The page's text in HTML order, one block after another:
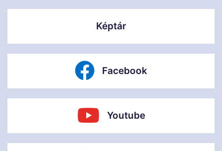
Képtár
Facebook
Youtube